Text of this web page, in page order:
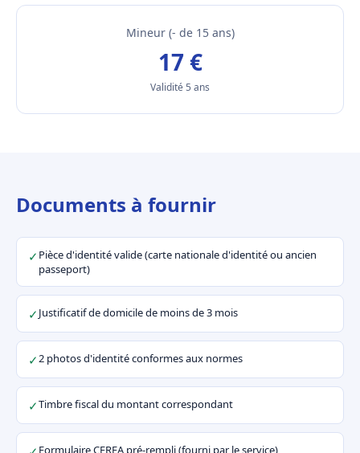
Mineur (- de 15 ans)
17 €
Validité 5 ans
Documents à fournir
✓ Pièce d'identité valide (carte nationale d'identité ou ancien
passeport)
✓Justificatif de domicile de moins de 3 mois
✓2 photos d'identité conformes aux normes
✓Timbre fiscal du montant correspondant
Formulaire CERFA pré-rempli (fourni par le service)